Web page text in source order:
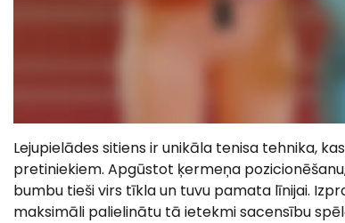
Lejupielādes sitiens ir unikāla tenisa tehnika,
pretiniekiem. Apgūstot ķermeņa
bumbu tieši virs tīkla un tuvu pamata līnijai.
maksimāli palielinātu tā ietekmi sacensību